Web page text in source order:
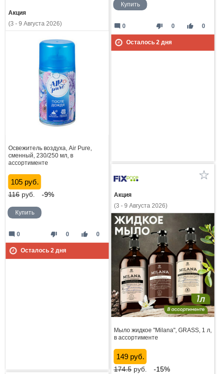
Купить
thumb_down 0 thumb_up 0
mode_comment 0
Осталось 2дня
Акция
(3 - 9 Августа 2026)
Освежитель воздуха, Air Pure,
сменный, 230/250 мл, в
ассортименте
105 руб.
116руб. -9%
Купить
thumb_down 0 thumb_up 0
mode_comment 0
Осталось 2дня
Акция
(3 - 9 Августа 2026)
Мыло жидкое "Milana", GRASS, 1 л,
в ассортименте
149 руб.
174.5руб. -15%